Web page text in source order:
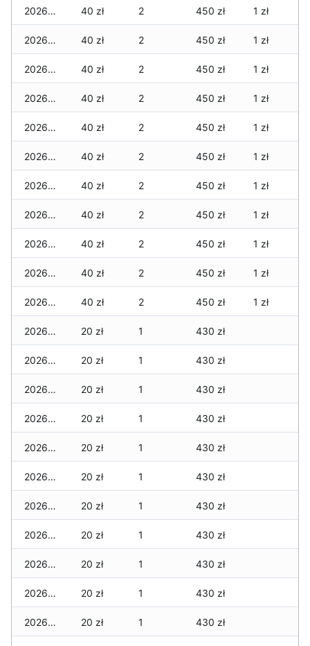
2026-07-24 40 zł 2 450 zł 1 zł
2026-07-23 40 zł 2 450 zł 1 zł
2026-07-22 40 zł 2 450 zł 1 zł
2026-07-21 40 zł 2 450 zł 1 zł
2026-07-20 40 zł 2 450 zł 1 zł
2026-07-18 40 zł 2 450 zł 1 zł
2026-07-17 40 zł 2 450 zł 1 zł
2026-07-16 40 zł 2 450 zł 1 zł
2026-07-15 40 zł 2 450 zł 1 zł
2026-07-14 40 zł 2 450 zł 1 zł
2026-07-13 40 zł 2 450 zł 1 zł
2026-07-12 20 zł 1 430 zł
2026-07-11 20 zł 1 430 zł
2026-07-10 20 zł 1 430 zł
2026-07-09 20 zł 1 430 zł
2026-07-08 20 zł 1 430 zł
2026-07-07 20 zł 1 430 zł
2026-07-06 20 zł 1 430 zł
2026-07-05 20 zł 1 430 zł
2026-07-04 20 zł 1 430 zł
2026-07-03 20 zł 1 430 zł
2026-07-02 20 zł 1 430 zł